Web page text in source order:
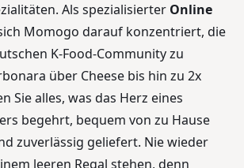
Als spezialisierter Online
Momogo darauf konzentriert, die
K-Food-Community zu
über Cheese bis hin zu 2x
Sie alles, was das Herz eines
begehrt, bequem von zu Hause
zuverlässig geliefert. Nie wieder
leeren Regal stehen, denn